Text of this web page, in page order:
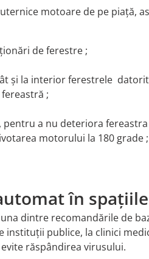
motoare de pe piață,
de ferestre ;
și la interior ferestrele
;
a nu deteriora fereastra
motorului la 180 grade ;
în
dintre recomandările de
instituții publice, la clinici
răspândirea virusului.